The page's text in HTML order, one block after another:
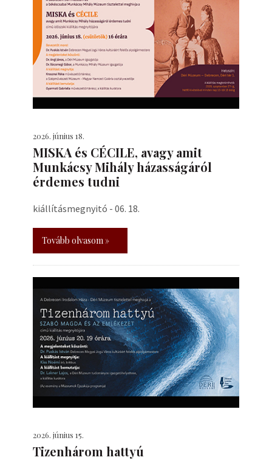
2026. június 18.
MISKA és CÉCILE, avagy amit
Munkácsy Mihály házasságáról
érdemes tudni
kiállításmegnyitó - 06. 18.
Tovább olvasom »
2026. június 15.
Tizenhárom hattyú